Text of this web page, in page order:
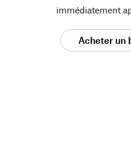
immédiatement
Acheter un